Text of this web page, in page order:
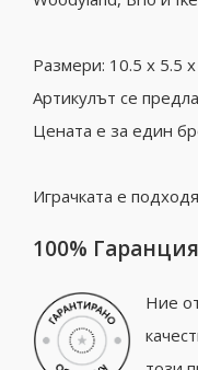
Размери: 10.5 х 5.5
Артикулът се
Цената е за един
Играчката е
100%
Ние